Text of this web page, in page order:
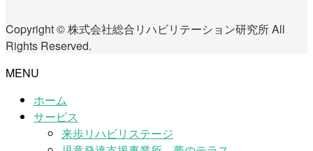
Copyright © 株式会社総合リハビリテーション研究所 All
Rights Reserved.
MENU
ホーム
サービス
来歩リハビリステージ